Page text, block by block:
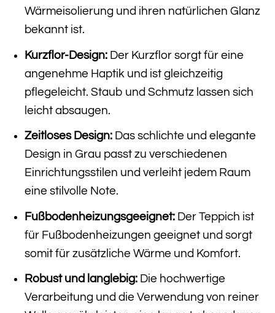
Wärmeisolierung und ihren natürlichen Glanz
bekannt ist.
Kurzflor-Design:Der Kurzflor sorgt für eine
angenehme Haptik und ist gleichzeitig
pflegeleicht. Staub und Schmutz lassen sich
leicht absaugen.
Zeitloses Design:Das schlichte und elegante
Design in Grau passt zu verschiedenen
Einrichtungsstilen und verleiht jedem Raum
eine stilvolle Note.
Fußbodenheizungsgeeignet:Der Teppich ist
für Fußbodenheizungen geeignet und sorgt
somit für zusätzliche Wärme und Komfort.
Robust und langlebig:Die hochwertige
Verarbeitung und die Verwendung von reiner